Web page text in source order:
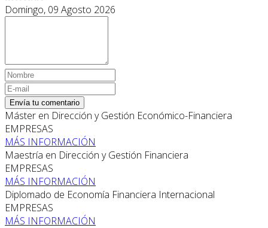
Domingo, 09 Agosto 2026
Envía tu comentario
Máster en Dirección y Gestión Económico-Financiera
EMPRESAS
MÁS INFORMACIÓN
Maestría en Dirección y Gestión Financiera
EMPRESAS
MÁS INFORMACIÓN
Diplomado de Economía Financiera Internacional
EMPRESAS
MÁS INFORMACIÓN